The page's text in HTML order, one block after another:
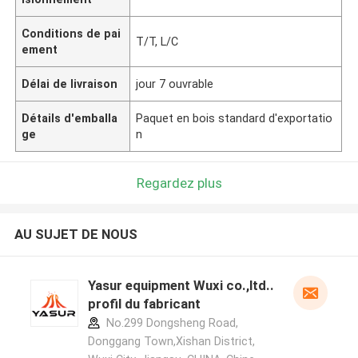
Conditions de pai
ement
T/T, L/C
Délai de livraison jour 7 ouvrable
Détails d'emballa
ge
Paquet en bois standard d'exportatio
n
Regardez plus
AU SUJET DE NOUS
Yasur equipment Wuxi co.,ltd..
profil du fabricant
No.299 Dongsheng Road,
Donggang Town,Xishan District,